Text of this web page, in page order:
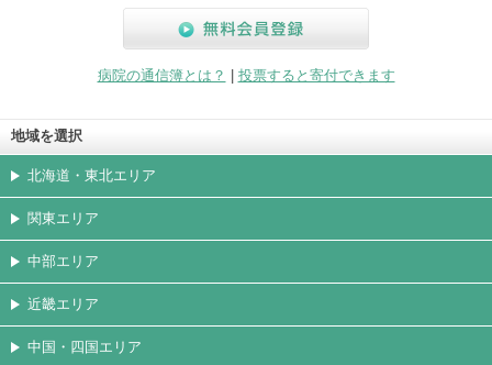
病院の通信簿とは？
投票すると寄付できます
地域を選択
北海道・東北エリア
関東エリア
中部エリア
近畿エリア
中国・四国エリア